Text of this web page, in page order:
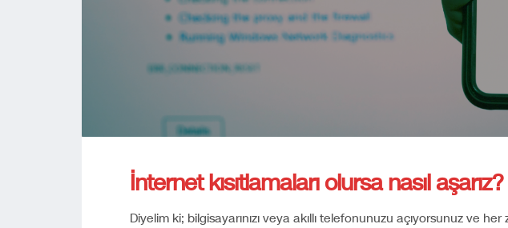
İnternet kısıtlamaları olursa nasıl aşarız?
Diyelim ki; bilgisayarınızı veya akıllı telefonunuzu açıyorsunuz ve her